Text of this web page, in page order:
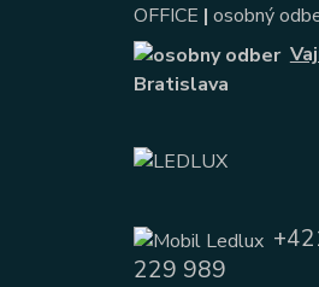
OFFICE | osobný
Bratislava
229 989